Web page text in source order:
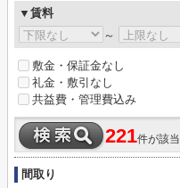
▼賃料
～
敷金・保証金なし
礼金・敷引なし
共益費・管理費込み
221件が該当
間取り